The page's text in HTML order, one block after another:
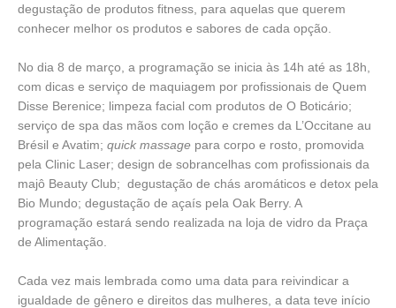
degustação de produtos fitness, para aquelas que querem
conhecer melhor os produtos e sabores de cada opção.
No dia 8 de março, a programação se inicia às 14h até as 18h,
com dicas e serviço de maquiagem por profissionais de Quem
Disse Berenice; limpeza facial com produtos de O Boticário;
serviço de spa das mãos com loção e cremes da L’Occitane au
Brésil e Avatim; quick massage para corpo e rosto, promovida
pela Clinic Laser; design de sobrancelhas com profissionais da
majô Beauty Club; degustação de chás aromáticos e detox pela
Bio Mundo; degustação de açaís pela Oak Berry. A
programação estará sendo realizada na loja de vidro da Praça
de Alimentação.
Cada vez mais lembrada como uma data para reivindicar a
igualdade de gênero e direitos das mulheres, a data teve início